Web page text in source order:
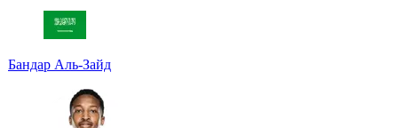
Бандар Аль-Зайд